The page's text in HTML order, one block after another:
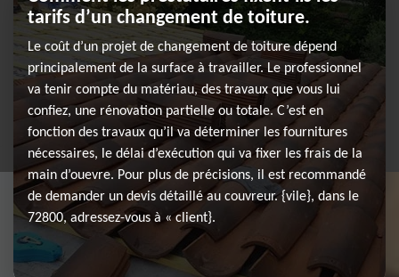
tarifs d’un changement de toiture.
Le coût d’un projet de changement de toiture dépend
principalement de la surface à travailler. Le professionnel
va tenir compte du matériau, des travaux que vous lui
confiez, une rénovation partielle ou totale. C’est en
fonction des travaux qu’il va déterminer les fournitures
nécessaires, le délai d’exécution qui va fixer les frais de la
main d’ouevre. Pour plus de précisions, il est recommandé
de demander un devis détaillé au couvreur. {vile}, dans le
72800, adressez-vous à « client}.